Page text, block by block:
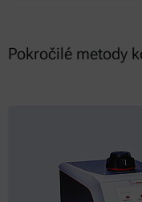
Pokročilé metody